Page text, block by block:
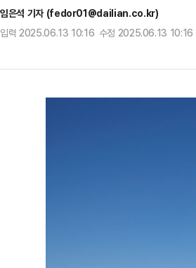
임은석 기자 (fedor01@dailian.co.kr)
입력 2025.06.13 10:16 수정 2025.06.13 10:16